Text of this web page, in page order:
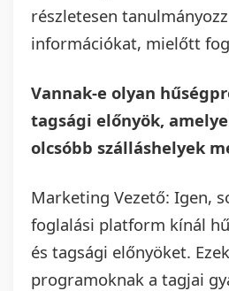
részletesen
információkat, mielőtt
Vannak-e olyan
tagsági előnyök,
olcsóbb szálláshelyek
Marketing Vezető: Igen,
foglalási platform kínál
és tagsági előnyöket.
programoknak a tagjai